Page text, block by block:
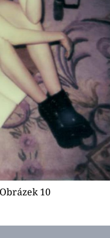
10